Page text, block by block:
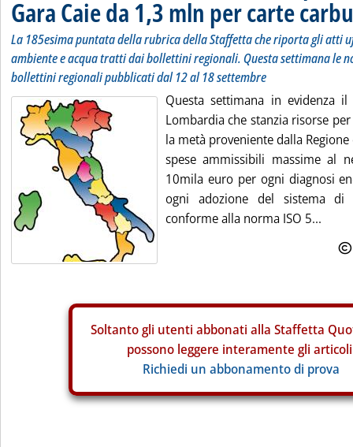
Gara Caie da 1,3 mln per carte
La 185esima puntata della rubrica della Staffetta che riporta gli atti
ambiente e acqua tratti dai bollettini regionali. Questa settimana le
bollettini regionali pubblicati dal 12 al 18 settembre
Questa settimana in evidenza
Lombardia che stanzia risorse
la metà proveniente dalla
spese ammissibili massime al
10mila euro per ogni diagnosi
ogni adozione del sistema di
conforme alla norma ISO 5...
Soltanto gli utenti abbonati alla Staffetta
possono leggere interamente gli
Richiedi un abbonamento di prova